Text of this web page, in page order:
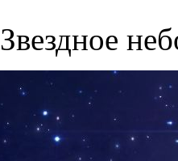
Звездное